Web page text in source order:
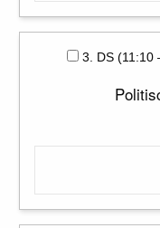
3. DS (11:10